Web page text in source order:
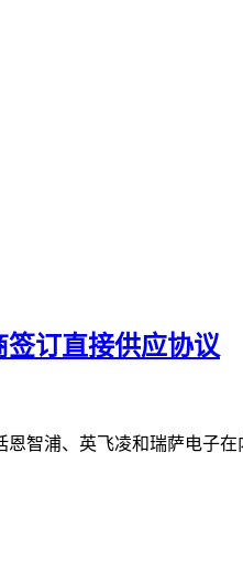
订直接供应协议
智浦、英飞凌和瑞萨电子